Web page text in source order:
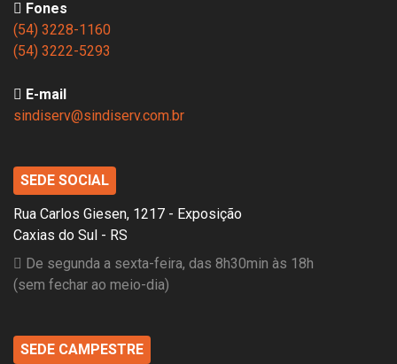
Fones
(54) 3228-1160
(54) 3222-5293
E-mail
sindiserv@sindiserv.com.br
SEDE SOCIAL
Rua Carlos Giesen, 1217 - Exposição
Caxias do Sul - RS
De segunda a sexta-feira, das 8h30min às 18h
(sem fechar ao meio-dia)
SEDE CAMPESTRE